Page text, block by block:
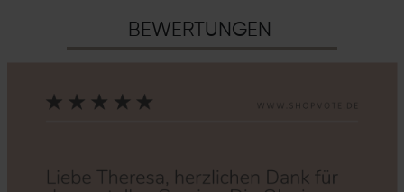
BEWERTUNGEN